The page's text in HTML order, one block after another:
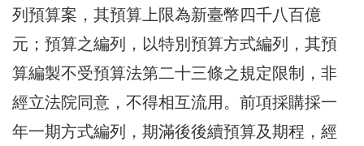
列預算案，其預算上限為新臺幣四千八百億
元；預算之編列，以特別預算方式編列，其預
算編製不受預算法第二十三條之規定限制，非
經立法院同意，不得相互流用。前項採購採一
年一期方式編列，期滿後後續預算及期程，經